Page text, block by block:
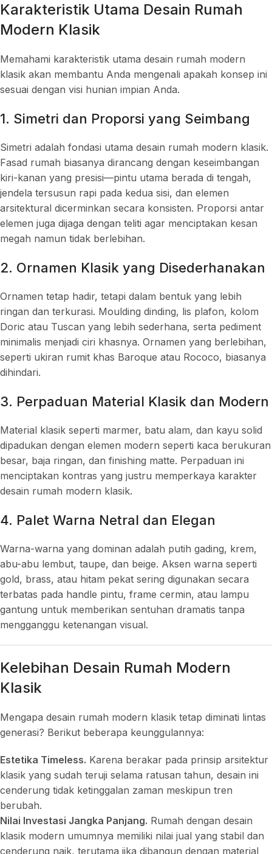
Karakteristik Utama Desain Rumah
Modern Klasik
Memahami karakteristik utama desain rumah modern
klasik akan membantu Anda mengenali apakah konsep ini
sesuai dengan visi hunian impian Anda.
1. Simetri dan Proporsi yang Seimbang
Simetri adalah fondasi utama desain rumah modern klasik.
Fasad rumah biasanya dirancang dengan keseimbangan
kiri-kanan yang presisi—pintu utama berada di tengah,
jendela tersusun rapi pada kedua sisi, dan elemen
arsitektural dicerminkan secara konsisten. Proporsi antar
elemen juga dijaga dengan teliti agar menciptakan kesan
megah namun tidak berlebihan.
2. Ornamen Klasik yang Disederhanakan
Ornamen tetap hadir, tetapi dalam bentuk yang lebih
ringan dan terkurasi. Moulding dinding, lis plafon, kolom
Doric atau Tuscan yang lebih sederhana, serta pediment
minimalis menjadi ciri khasnya. Ornamen yang berlebihan,
seperti ukiran rumit khas Baroque atau Rococo, biasanya
dihindari.
3. Perpaduan Material Klasik dan Modern
Material klasik seperti marmer, batu alam, dan kayu solid
dipadukan dengan elemen modern seperti kaca berukuran
besar, baja ringan, dan finishing matte. Perpaduan ini
menciptakan kontras yang justru memperkaya karakter
desain rumah modern klasik.
4. Palet Warna Netral dan Elegan
Warna-warna yang dominan adalah putih gading, krem,
abu-abu lembut, taupe, dan beige. Aksen warna seperti
gold, brass, atau hitam pekat sering digunakan secara
terbatas pada handle pintu, frame cermin, atau lampu
gantung untuk memberikan sentuhan dramatis tanpa
mengganggu ketenangan visual.
Kelebihan Desain Rumah Modern
Klasik
Mengapa desain rumah modern klasik tetap diminati lintas
generasi? Berikut beberapa keunggulannya:
Estetika Timeless. Karena berakar pada prinsip arsitektur
klasik yang sudah teruji selama ratusan tahun, desain ini
cenderung tidak ketinggalan zaman meskipun tren
berubah.
Nilai Investasi Jangka Panjang. Rumah dengan desain
klasik modern umumnya memiliki nilai jual yang stabil dan
cenderung naik, terutama jika dibangun dengan material